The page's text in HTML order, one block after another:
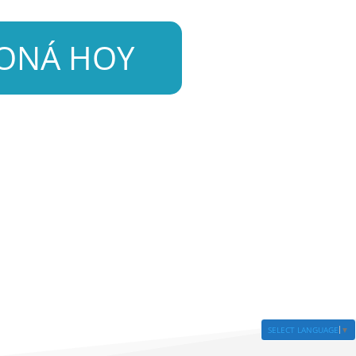
HOY
SELECT LANGUAGE ▼